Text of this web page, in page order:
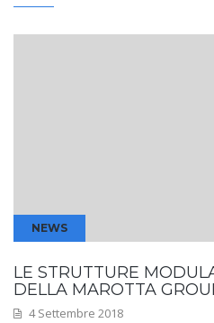
NEWS
LE STRUTTURE
DELLA MAROTTA
4 Settembre 2018